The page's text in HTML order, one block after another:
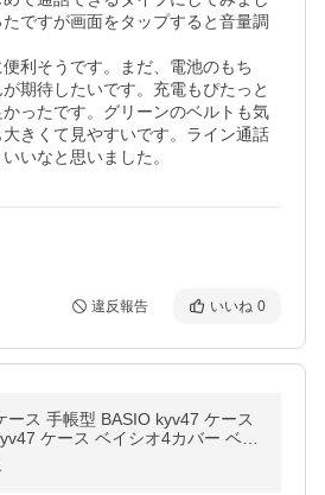
ですが画面をタップすると音量調
利そうです。まだ、電池のもち
期待したいです。充電もぴたっと
ったです。グリーンのベルトも気
きくて見やすいです。ライン通話
いなと思いました。
違反報告 いいね 0
ース 手帳型 BASIO kyv47 ケース
ケース ベイシオ4カバー ベイ
ベイシオ4 ケース シンプル ショ